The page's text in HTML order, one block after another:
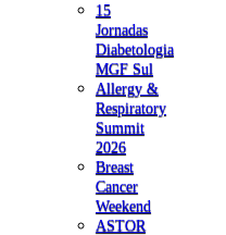
15
Jornadas
Diabetologia
MGF Sul
Allergy &
Respiratory
Summit
2026
Breast
Cancer
Weekend
ASTOR